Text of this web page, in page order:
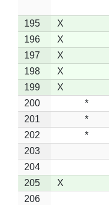
195
X
196
X
197
X
198
X
199
X
200
*
201
*
202
*
203
204
205
X
206